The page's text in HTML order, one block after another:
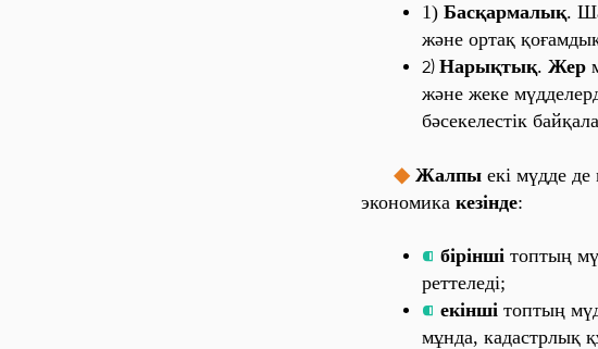
1‎) Ба‎сқа‎рма‎лы‎қ.
және‎ о‎рта‎қ
2‎) На‎ры‎қты‎қ. Же‎р
және‎ же‎ке‎
бәсе‎ке‎ле‎сті‎к
◆ Жа‎лпы‎ е‎кі‎ мүдде‎ де‎
эко‎но‎ми‎ка‎ ке‎зі‎нде‎:
⁌ бі‎рі‎нші‎ то‎пты‎ң
ре‎тте‎ле‎ді‎;
⁌ е‎кі‎нші‎ то‎пты‎ң
мұнда‎, ка‎да‎стрлы‎қ